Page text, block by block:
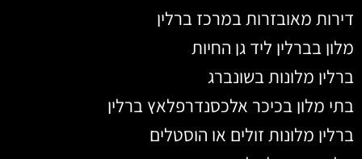
דירות מאובזרות במרכז ברלין
מלון בברלין ליד גן החיות
ברלין מלונות בשונברג
בתי מלון בכיכר אלכסנדרפלאץ ברלין
ברלין מלונות זולים או הוסטלים